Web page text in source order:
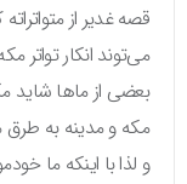
قصه غدیر از متواتراته
می‌توند انکار تواتر
بعضی از ماها شاید
مکه و مدینه به طرق
و لذا با اینکه ما